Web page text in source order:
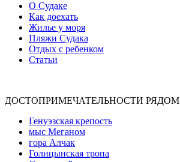
О Судаке
Как доехать
Жилье у моря
Пляжи Судака
Отдых с ребенком
Статьи
ДОСТОПРИМЕЧАТЕЛЬНОСТИ РЯДОМ
Генуэзская крепость
мыс Меганом
гора Алчак
Голицынская тропа